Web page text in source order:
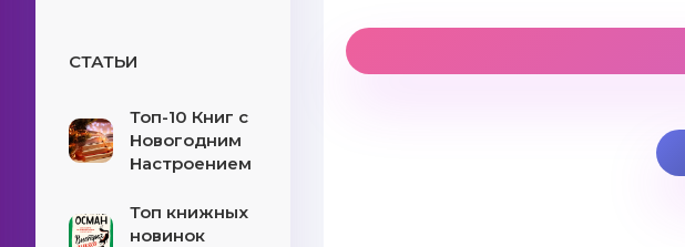
СТАТЬИ
Топ-10 Книг с
Новогодним
Настроением
Топ книжных
новинок